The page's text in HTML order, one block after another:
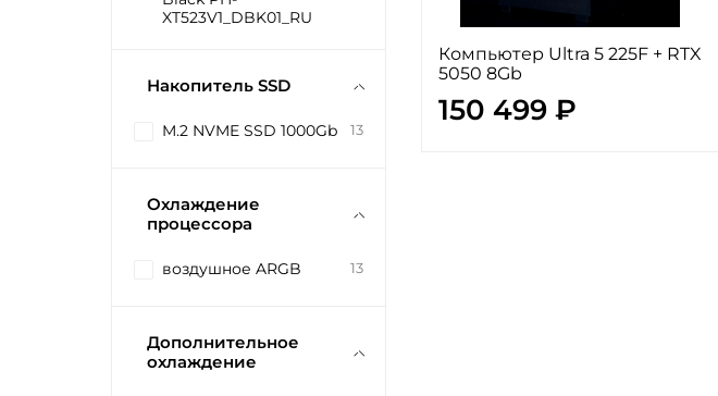
Компьютер Ultra 5 225F + RTX
5050 8Gb
150 499 ₽
XT523V1_DBK01_RU
Накопитель SSD
M.2 NVME SSD 1000Gb 13
Охлаждение
процессора
воздушное ARGB 13
Дополнительное
охлаждение